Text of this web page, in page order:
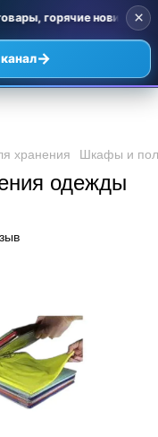
горячие новинки
→
×
хранения Шкафы и
одежды